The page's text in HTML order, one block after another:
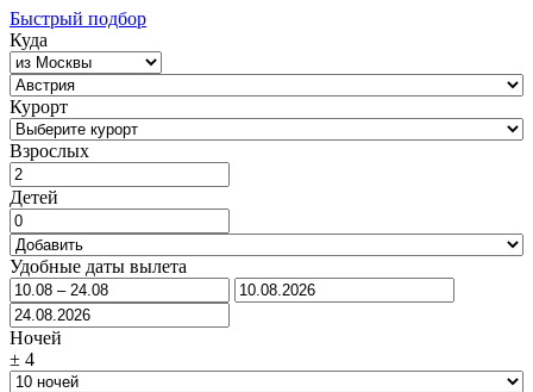
Быстрый подбор
Куда
Курорт
Взрослых
Детей
Удобные даты вылета
Ночей
± 4